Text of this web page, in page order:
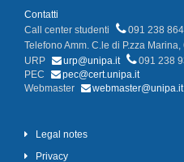
Contatti
Call center studenti
091 238
Telefono Amm. C.le di P.zza Marina,
URP
urp@unipa.it
091 238
PEC
pec@cert.unipa.it
Webmaster
webmaster@unipa.it
Legal notes
Privacy